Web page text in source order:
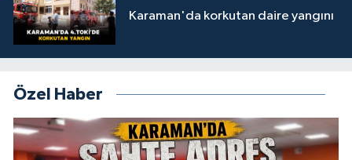
Karaman'da korkutan daire yangını
Özel Haber